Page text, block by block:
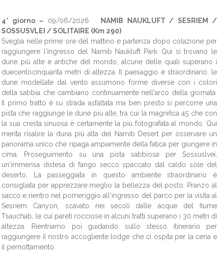
4° giorno – 09/06/2026 NAMIB NAUKLUFT / SESRIEM /
SOSSUSVLEI / SOLITAIRE (Km 290)
Sveglia nelle prime ore del mattino e partenza dopo colazione per
raggiungere l'ingresso del Namib Naukluft Park. Qui si trovano le
dune più alte e antiche del mondo, alcune delle quali superano i
duecentocinquanta metri di altezza. Il paesaggio è straordinario, le
dune modellate dal vento assumono forme diverse con i colori
della sabbia che cambiano continuamente nell'arco della giornata.
Il primo tratto è su strada asfaltata ma ben presto si percorre una
pista che raggiunge le dune più alte, tra cui la magnifica 45 che con
la sua cresta sinuosa è certamente la più fotografata al mondo. Qui
merita risalire la duna più alta del Namib Desert per osservare un
panorama unico che ripaga ampiamente della fatica per giungere in
cima. Proseguimento su una pista sabbiosa per Sossuslvei,
un'immensa distesa di fango secco spaccato dal caldo sole del
deserto. La passeggiata in questo ambiente straordinario è
consigliata per apprezzare meglio la bellezza del posto. Pranzo al
sacco e rientro nel pomeriggio all'ingresso del parco per la visita al
Sesriem Canyon, scavato nei secoli dalle acque del fiume
Tsauchab, le cui pareti rocciose in alcuni tratti superano i 30 metri di
altezza. Rientriamo poi guidando sullo stesso itinerario per
raggiungere il nostro accogliente lodge che ci ospita per la cena e
il pernottamento.